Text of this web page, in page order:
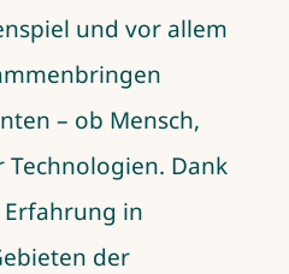
und vor allem
– ob Mensch,
Dank
in
der